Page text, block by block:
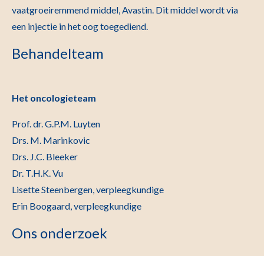
vaatgroeiremmend middel, Avastin. Dit middel wordt via
een injectie in het oog toegediend.
Behandelteam
Het oncologieteam
Prof. dr. G.P.M. Luyten
Drs. M. Marinkovic
Drs. J.C. Bleeker
Dr. T.H.K. Vu
Lisette Steenbergen, verpleegkundige
Erin Boogaard, verpleegkundige
Ons onderzoek